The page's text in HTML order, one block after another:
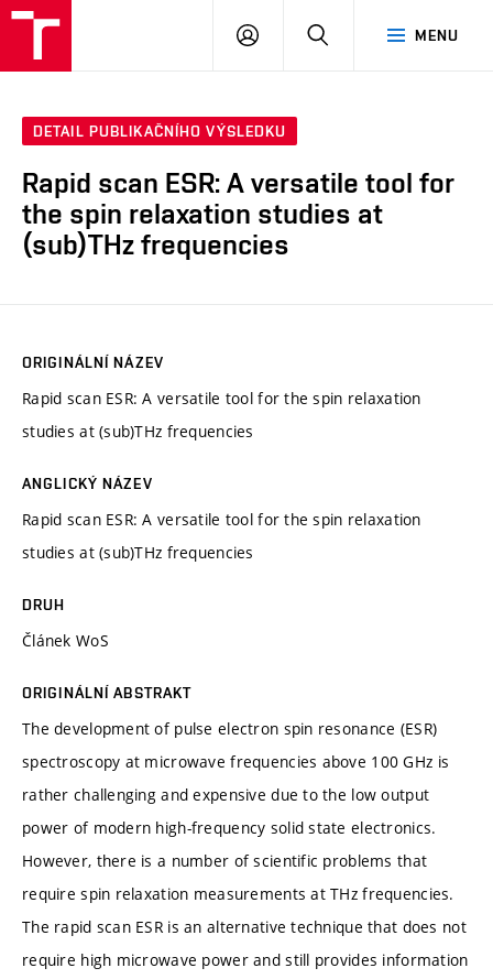
MENU
PŘIHLÁSIT
DETAIL PUBLIKAČNÍHO VÝSLEDKU
Rapid scan ESR: A versatile tool for
the spin relaxation studies at
(sub)THz frequencies
ORIGINÁLNÍ NÁZEV
Rapid scan ESR: A versatile tool for the spin relaxation
studies at (sub)THz frequencies
ANGLICKÝ NÁZEV
Rapid scan ESR: A versatile tool for the spin relaxation
studies at (sub)THz frequencies
DRUH
Článek WoS
ORIGINÁLNÍ ABSTRAKT
The development of pulse electron spin resonance (ESR)
spectroscopy at microwave frequencies above 100 GHz is
rather challenging and expensive due to the low output
power of modern high-frequency solid state electronics.
However, there is a number of scientific problems that
require spin relaxation measurements at THz frequencies.
The rapid scan ESR is an alternative technique that does not
require high microwave power and still provides information